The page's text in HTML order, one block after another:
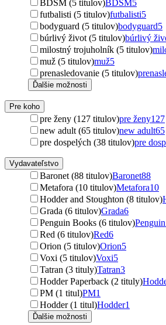
BDSM (5 titulov)BDSM5
futbalisti (5 titulov)futbalisti5
bodyguard (5 titulov)bodyguard5
búrlivý život (5 titulov)búrlivý
milostný trojuholník (5 titulov)
muž (5 titulov)muž5
prenasledovanie (5 titulov)
Ďalšie možnosti
Pre koho
pre ženy (127 titulov)pre ženy127
new adult (65 titulov)new adult65
pre dospelých (38 titulov)pre
Vydavateľstvo
Baronet (88 titulov)Baronet88
Metafora (10 titulov)Metafora10
Hodder and Stoughton (8 titulov)
Grada (6 titulov)Grada6
Penguin Books (6 titulov)
Red (6 titulov)Red6
Orion (5 titulov)Orion5
Voxi (5 titulov)Voxi5
Tatran (3 tituly)Tatran3
Hodder Paperback (2 tituly)
PM (1 titul)PM1
Hodder (1 titul)Hodder1
Ďalšie možnosti